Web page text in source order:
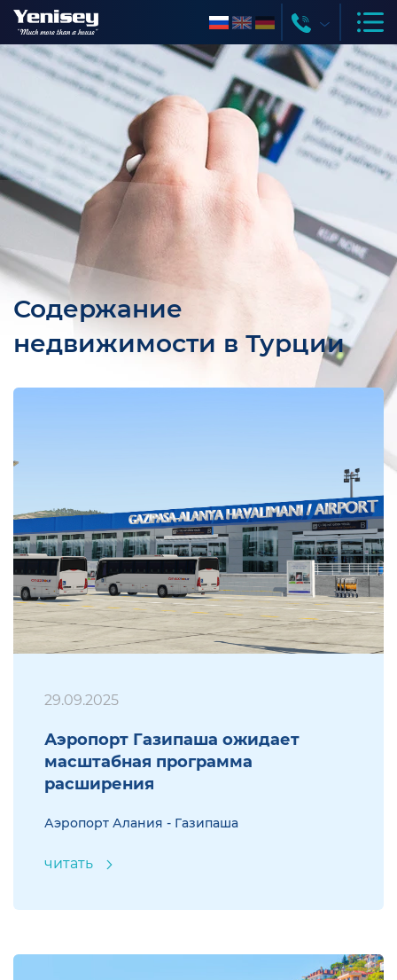
Содержание
недвижимости в Турции
29.09.2025
Аэропорт Газипаша ожидает
масштабная программа
расширения
Аэропорт Алания - Газипаша
читать